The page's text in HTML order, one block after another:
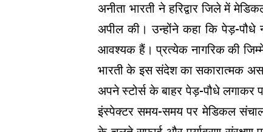
अनीता भारती ने हरिद्वार जिले में
अपील की। उन्होंने कहा कि पेड़-पौधे
आवश्यक हैं। प्रत्येक नागरिक की
भारती के इस संदेश का सकारात्मक
अपने स्टोर्स के बाहर पेड़-पौधे लगाकर
इंस्पेक्टर समय-समय पर मेडिकल